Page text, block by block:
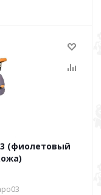
(фиолетовый